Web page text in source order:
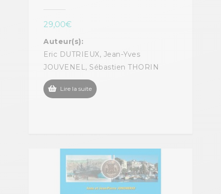
29,00€
Auteur(s):
Eric DUTRIEUX, Jean-Yves
JOUVENEL, Sébastien THORIN
Lire la suite